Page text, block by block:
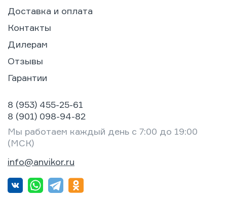
Доставка и оплата
Контакты
Дилерам
Отзывы
Гарантии
8 (953) 455-25-61
8 (901) 098-94-82
Мы работаем каждый день с 7:00 до 19:00
(МСК)
info@anvikor.ru